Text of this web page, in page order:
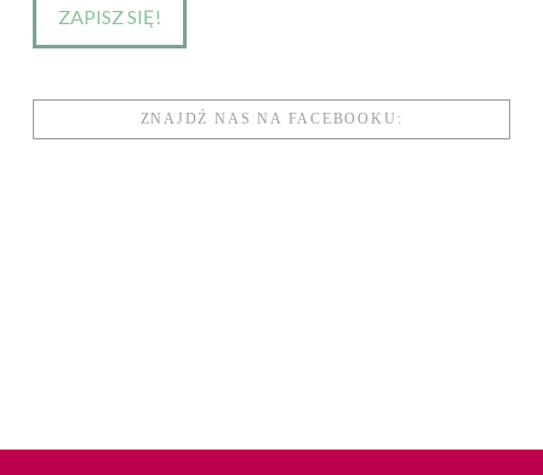
ZNAJDŹ NAS NA FACEBOOKU: